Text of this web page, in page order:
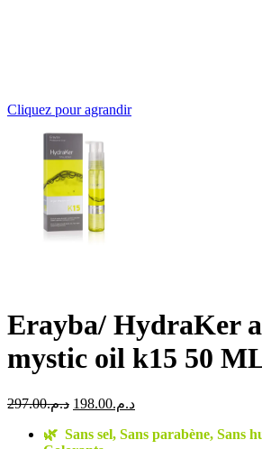
Cliquez pour agrandir
Erayba/ HydraKer
mystic oil k15 50
د.م.297.00
Le
initial
د.م.198.00
Le
actuel
🌿 Sans sel, Sans parabène, Sans